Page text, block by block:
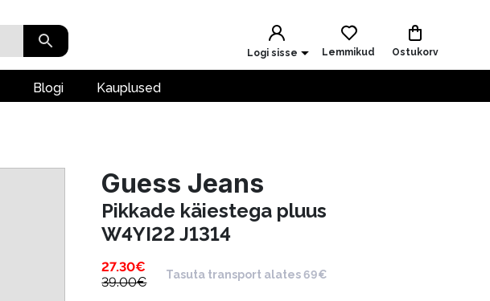
Logi sisse Lemmikud Ostukorv
Blogi Kauplused
Guess Jeans
Pikkade käiestega pluus
W4YI22 J1314
27.30€
39.00€
Tasuta transport alates 69€